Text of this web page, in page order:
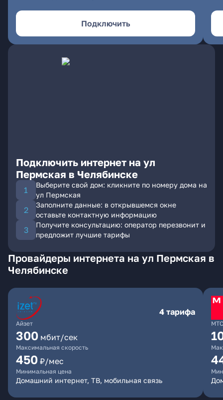
Подключить
Подключить интернет на ул
Пермская в Челябинске
Выберите свой дом: кликните по номеру дома на
ул Пермская
Заполните данные: в открывшемся окне
оставьте контактную информацию
Получите консультацию: оператор перезвонит и
предложит лучшие тарифы
Провайдеры интернета на ул Пермская в
Челябинске
Айзет
4 тарифа
300 мбит/сек
Максимальная скорость
450 ₽/мес
Минимальная цена
Домашний интернет, ТВ, мобильная связь
МТС